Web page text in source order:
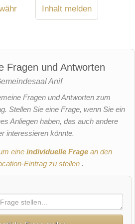
Inhalt melden
Fragen und Antworten
Anif
Fragen und Antworten zum
Stellen Sie eine Frage, wenn Sie ein
Anliegen haben, das auch andere
interessieren könnte.
eineindividuelle Frage an den
Eintrag zu stellen .